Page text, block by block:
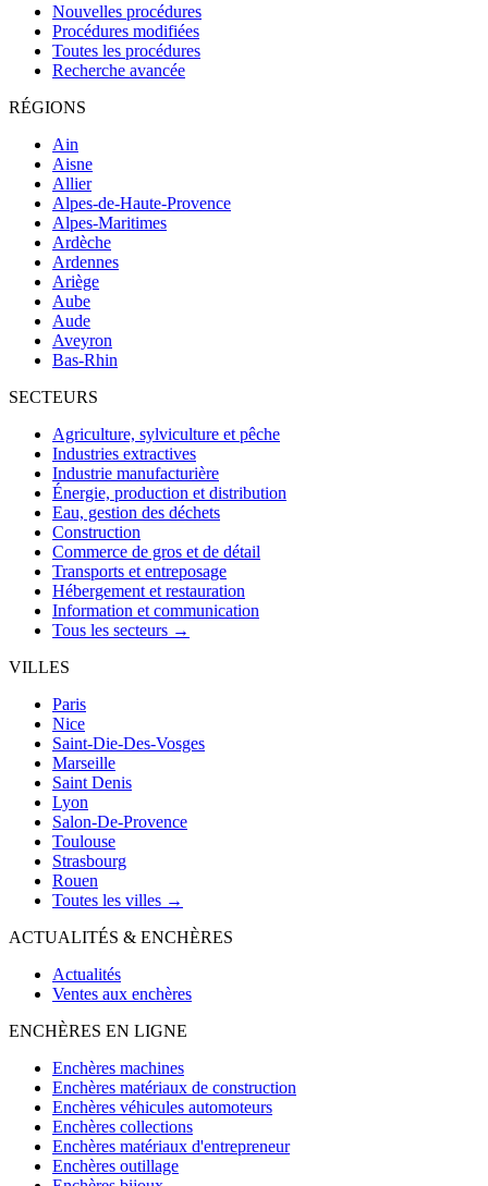
Nouvelles procédures
Procédures modifiées
Toutes les procédures
Recherche avancée
RÉGIONS
Ain
Aisne
Allier
Alpes-de-Haute-Provence
Alpes-Maritimes
Ardèche
Ardennes
Ariège
Aube
Aude
Aveyron
Bas-Rhin
SECTEURS
Agriculture, sylviculture et pêche
Industries extractives
Industrie manufacturière
Énergie, production et distribution
Eau, gestion des déchets
Construction
Commerce de gros et de détail
Transports et entreposage
Hébergement et restauration
Information et communication
Tous les secteurs →
VILLES
Paris
Nice
Saint-Die-Des-Vosges
Marseille
Saint Denis
Lyon
Salon-De-Provence
Toulouse
Strasbourg
Rouen
Toutes les villes →
ACTUALITÉS & ENCHÈRES
Actualités
Ventes aux enchères
ENCHÈRES EN LIGNE
Enchères machines
Enchères matériaux de construction
Enchères véhicules automoteurs
Enchères collections
Enchères matériaux d'entrepreneur
Enchères outillage